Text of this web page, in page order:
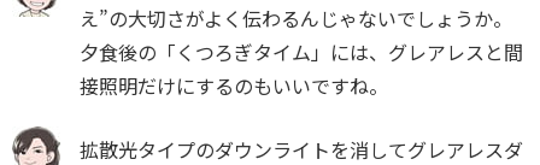
え”の大切さがよく伝わるんじゃないでしょうか。
夕食後の「くつろぎタイム」には、グレアレスと間
接照明だけにするのもいいですね。
拡散光タイプのダウンライトを消してグレアレスダ